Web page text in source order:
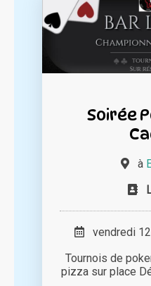
Soirée
à
vendredi
Tournois de
pizza sur place